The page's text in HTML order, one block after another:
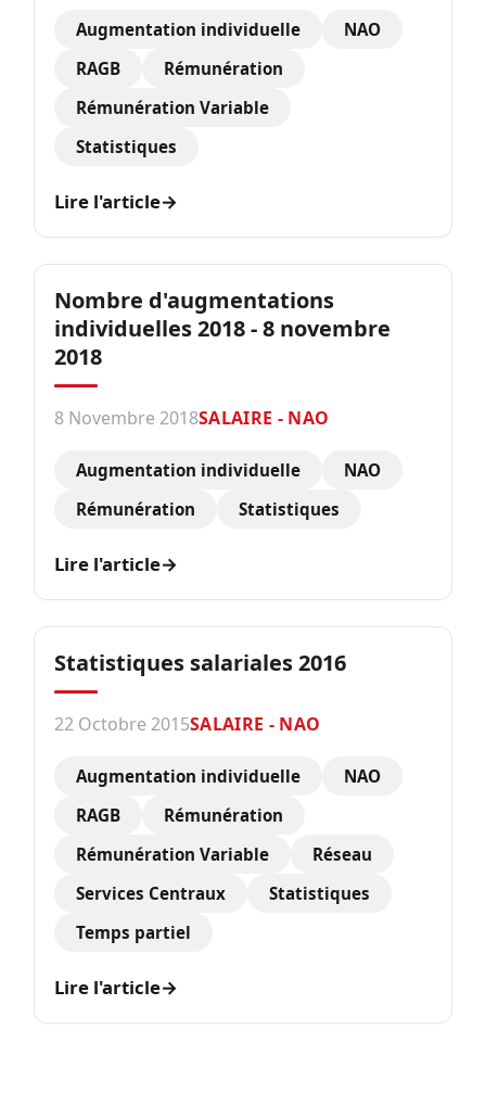
Augmentation individuelle
NAO
RAGB
Rémunération
Rémunération Variable
Statistiques
Lire l'article→
Nombre d'augmentations
individuelles 2018 - 8 novembre
2018
8 Novembre 2018SALAIRE - NAO
Augmentation individuelle
NAO
Rémunération
Statistiques
Lire l'article→
Statistiques salariales 2016
22 Octobre 2015SALAIRE - NAO
Augmentation individuelle
NAO
RAGB
Rémunération
Rémunération Variable
Réseau
Services Centraux
Statistiques
Temps partiel
Lire l'article→